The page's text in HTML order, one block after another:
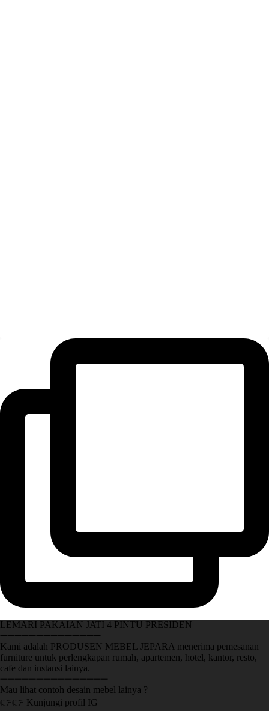
LEMARI PAKAIAN JATI 4 PINTU PRESIDEN
➖➖➖➖➖➖➖➖➖➖➖➖➖➖
Kami adalah PRODUSEN MEBEL JEPARA menerima pemesanan
furniture untuk perlengkapan rumah, apartemen, hotel, kantor, resto,
cafe dan instansi lainya.
➖➖➖➖➖➖➖➖➖➖➖➖➖➖➖
Mau lihat contoh desain mebel lainya ?
👉👉 Kunjungi profil IG